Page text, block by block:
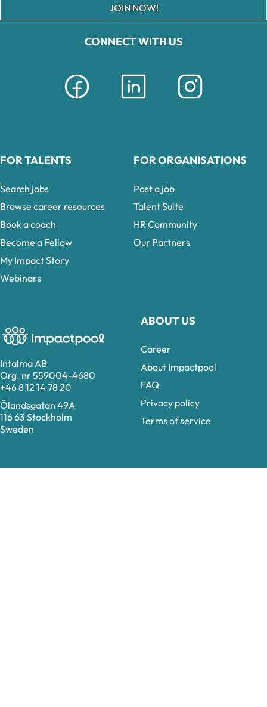
Intalma AB
Org. nr 559004-4680
+46 8 12 14 78 20
Ölandsgatan 49A
116 63 Stockholm
Sweden
CONNECT WITH US
ABOUT US
Career
About Impactpool
FAQ
Privacy policy
Terms of service
JOIN NOW!
FOR TALENTS
Search jobs
Browse career resources
Book a coach
Become a Fellow
My Impact Story
Webinars
FOR ORGANISATIONS
Post a job
Talent Suite
HR Community
Our Partners